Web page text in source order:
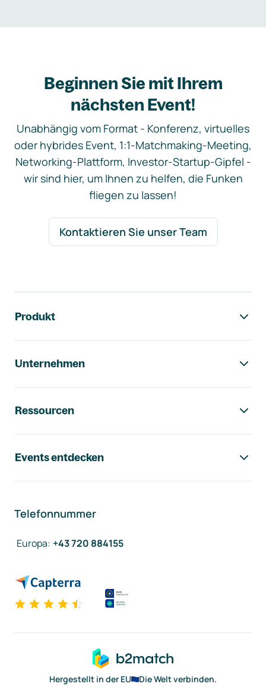
Beginnen Sie mit Ihrem
nächsten Event!
Unabhängig vom Format - Konferenz, virtuelles
oder hybrides Event, 1:1-Matchmaking-Meeting,
Networking-Plattform, Investor-Startup-Gipfel -
wir sind hier, um Ihnen zu helfen, die Funken
fliegen zu lassen!
Kontaktieren Sie unser Team
Produkt
Unternehmen
Ressourcen
Events entdecken
Telefonnummer
Europa: +43 720 884155
Hergestellt in der EU
Die Welt verbinden.